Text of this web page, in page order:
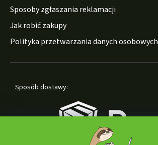
Sposoby zgłaszania reklamacji
Jak robić zakupy
Polityka przetwarzania danych osobowych
Sposób dostawy: